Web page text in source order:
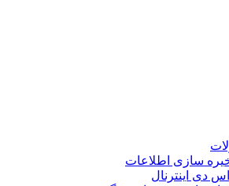
سازی اطلاعات
دی اینترنال